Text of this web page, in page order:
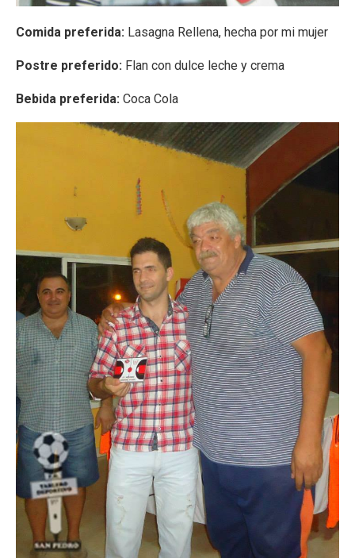
Comida preferida: Lasagna Rellena, hecha por mi mujer
Postre preferido: Flan con dulce leche y crema
Bebida preferida: Coca Cola